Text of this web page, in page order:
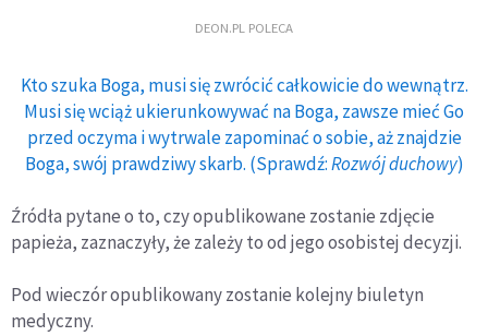
DEON.PL POLECA
Kto szuka Boga, musi się zwrócić całkowicie do wewnątrz.
Musi się wciąż ukierunkowywać na Boga, zawsze mieć Go
przed oczyma i wytrwale zapominać o sobie, aż znajdzie
Boga, swój prawdziwy skarb. (Sprawdź:Rozwój duchowy)
Źródła pytane o to, czy opublikowane zostanie zdjęcie
papieża, zaznaczyły, że zależy to od jego osobistej decyzji.
Pod wieczór opublikowany zostanie kolejny biuletyn
medyczny.